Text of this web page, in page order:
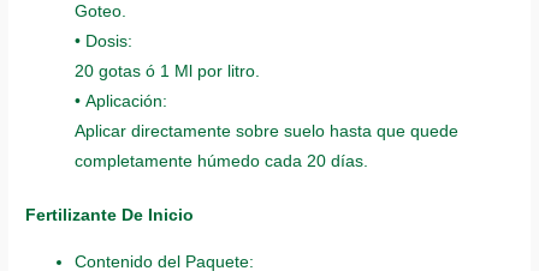
Goteo.
• Dosis:
20 gotas ó 1 Ml por litro.
• Aplicación:
Aplicar directamente sobre suelo hasta que quede
completamente húmedo cada 20 días.
Fertilizante De Inicio
Contenido del Paquete: